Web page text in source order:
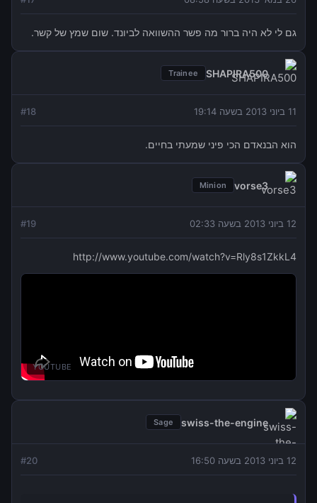
גם לי לא היה ברור מה פשר ההשוואה לביונד. שום שמץ של קשר.
SHAPIRA500
Trainee
11 ביוני 2013 בשעה 19:14 #18
הוא הבנאדם הכי פיני שמעתי בחיים.
vorse3
Minion
12 ביוני 2013 בשעה 02:33 #19
http://www.youtube.com/watch?v=Rly8s1ZkkL4
YOUTUBE
swiss-the-engine
Sage
12 ביוני 2013 בשעה 16:50 #20